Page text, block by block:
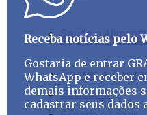
Saúde e
Transito e
Artigos
Sociedade
Receba notícias pelo
Gostaria de entrar
WhatsApp e receber
demais informações
cadastrar seus dados